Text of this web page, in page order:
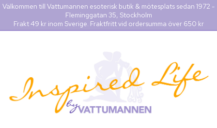
Välkommen till Vattumannen esoterisk butik & mötesplats sedan 1972 -
Fleminggatan 35, Stockholm
Frakt 49 kr inom Sverige. Fraktfritt vid ordersumma över 650 kr